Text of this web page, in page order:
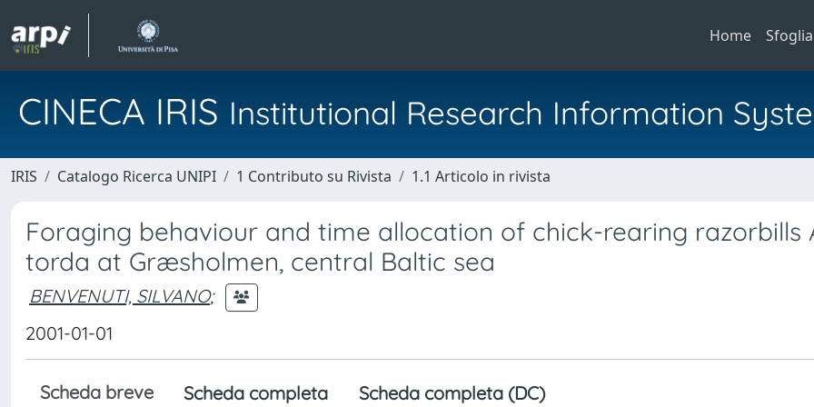
Home Sfoglia
CINECA IRIS Institutional Research Information
IRIS Catalogo Ricerca UNIPI 1 Contributo su Rivista 1.1 Articolo in rivista
Foraging behaviour and time allocation of chick-rearing razorbills
torda at Græsholmen, central Baltic sea
BENVENUTI, SILVANO;
2001-01-01
Scheda breve Scheda completa Scheda completa (DC)